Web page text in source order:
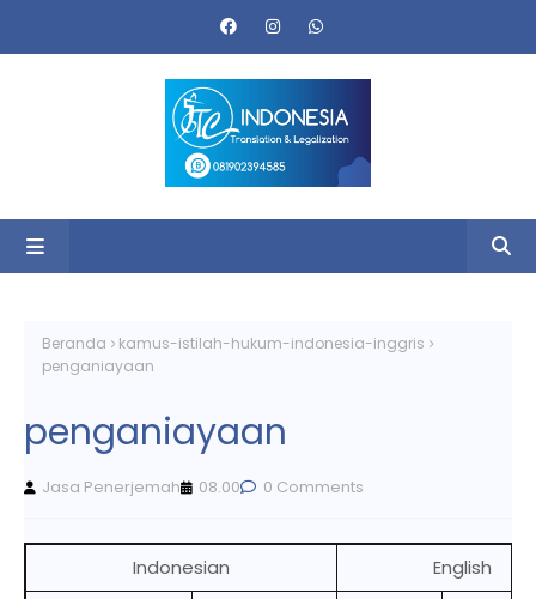
Beranda
kamus-istilah-hukum-indonesia-inggris
penganiayaan
penganiayaan
Jasa Penerjemah 08.00 0 Comments
Indonesian
English